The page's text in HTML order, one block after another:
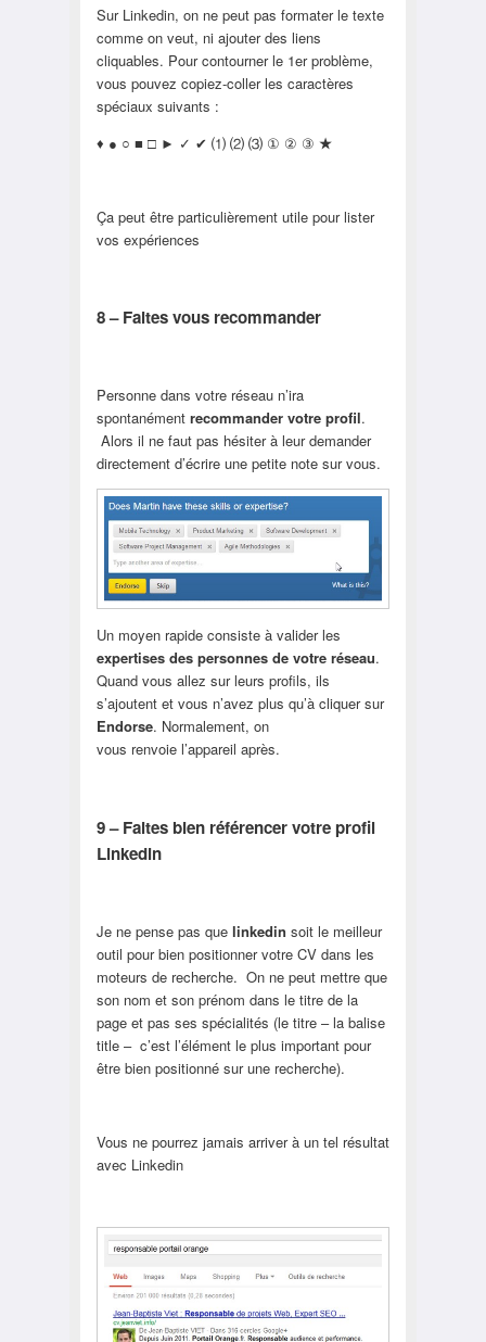
Sur Linkedin, on ne peut pas formater le texte
comme on veut, ni ajouter des liens
cliquables. Pour contourner le 1er problème,
vous pouvez copiez-coller les caractères
spéciaux suivants :
♦ ● ○ ■ □ ► ✓ ✔ ⑴ ⑵ ⑶ ① ② ③ ★
Ça peut être particulièrement utile pour lister
vos expériences
8 – Faites vous recommander
Personne dans votre réseau n’ira
spontanément recommander votre profil.
Alors il ne faut pas hésiter à leur demander
directement d’écrire une petite note sur vous.
Un moyen rapide consiste à valider les
expertises des personnes de votre réseau.
Quand vous allez sur leurs profils, ils
s’ajoutent et vous n’avez plus qu’à cliquer sur
Endorse. Normalement, on
vous renvoie l’appareil après.
9 – Faites bien référencer votre profil
Linkedin
Je ne pense pas que linkedin soit le meilleur
outil pour bien positionner votre CV dans les
moteurs de recherche. On ne peut mettre que
son nom et son prénom dans le titre de la
page et pas ses spécialités (le titre – la balise
title – c’est l’élément le plus important pour
être bien positionné sur une recherche).
Vous ne pourrez jamais arriver à un tel résultat
avec Linkedin